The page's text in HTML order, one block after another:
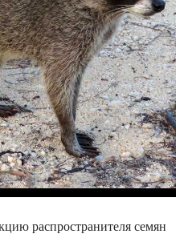
распространителя семян